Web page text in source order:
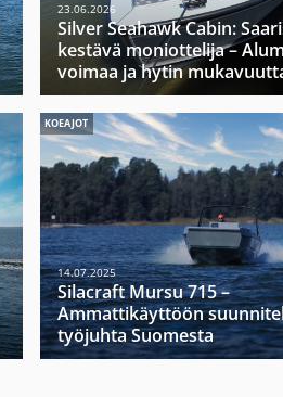
23.06.2026
Silver Seahawk Cabin:
kestävä moniottelija –
voimaa ja hytin
KOEAJOT
14.07.2025
Silacraft Mursu 715 –
Ammattikäyttöön
työjuhta Suomesta